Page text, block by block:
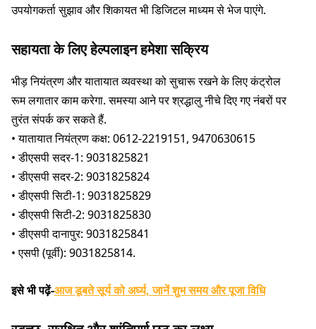
उपयोगकर्ता सुझाव और शिकायत भी डिजिटल माध्यम से भेज पाएंगे.
सहायता के लिए हेल्पलाइन हमेशा सक्रिय
भीड़ नियंत्रण और यातायात व्यवस्था को सुचारू रखने के लिए कंट्रोल
रूम लगातार काम करेगा. समस्या आने पर श्रद्धालु नीचे दिए गए नंबरों पर
तुरंत संपर्क कर सकते हैं.
• यातायात नियंत्रण कक्ष: 0612-2219151, 9470630615
• डीएसपी सदर-1: 9031825821
• डीएसपी सदर-2: 9031825824
• डीएसपी सिटी-1: 9031825829
• डीएसपी सिटी-2: 9031825830
• डीएसपी दानापुर: 9031825841
• एसपी (पूर्वी): 9031825814.
इसे भी पढ़ें-आज डूबते सूर्य को अर्घ्य, जानें शुभ समय और पूजा विधि